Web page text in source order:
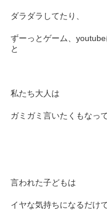
ダラダラしてたり、
ずーっとゲーム、
と
私たち大人は
ガミガミ言いたくもなっ
言われた子どもは
イヤな気持ちになるだけ